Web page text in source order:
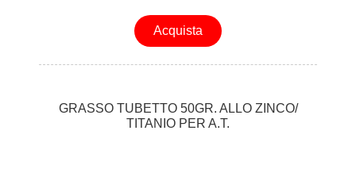
Acquista
GRASSO TUBETTO 50GR. ALLO ZINCO/
TITANIO PER A.T.